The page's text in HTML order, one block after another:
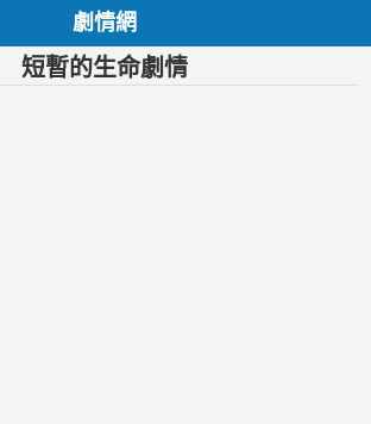
劇情網
短暫的生命劇情